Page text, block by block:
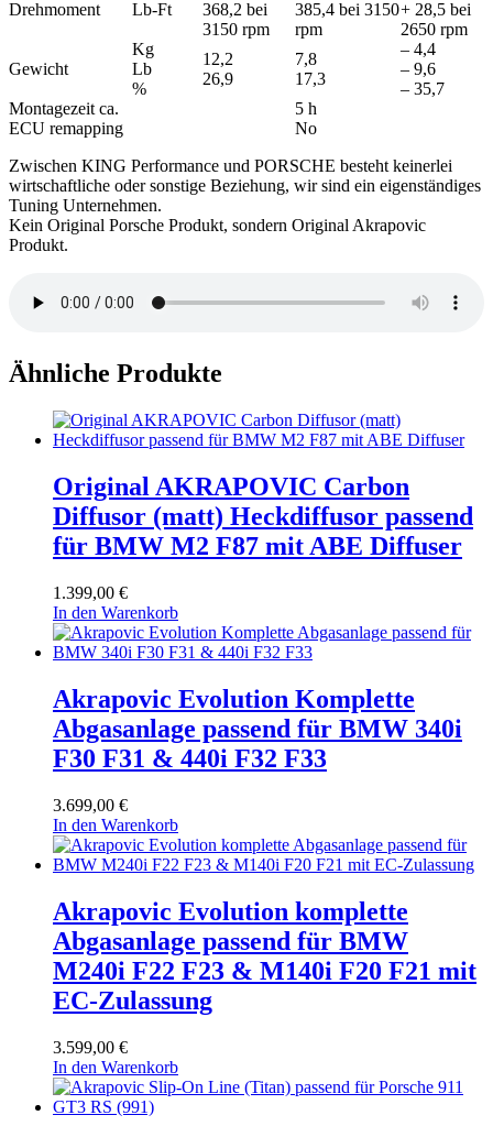
Drehmoment Lb-Ft
368,2 bei
3150 rpm
385,4 bei 3150
rpm
+ 28,5 bei
2650 rpm
Gewicht
Kg
Lb
%
12,2
26,9
7,8
17,3
– 4,4
– 9,6
– 35,7
Montagezeit ca.
5 h
ECU remapping
No
Zwischen KING Performance und PORSCHE besteht keinerlei
wirtschaftliche oder sonstige Beziehung, wir sind ein eigenständiges
Tuning Unternehmen.
Kein Original Porsche Produkt, sondern Original Akrapovic
Produkt.
Ähnliche Produkte
Original AKRAPOVIC Carbon
Diffusor (matt) Heckdiffusor passend
für BMW M2 F87 mit ABE Diffuser
1.399,00 €
In den Warenkorb
Akrapovic Evolution Komplette
Abgasanlage passend für BMW 340i
F30 F31 & 440i F32 F33
3.699,00 €
In den Warenkorb
Akrapovic Evolution komplette
Abgasanlage passend für BMW
M240i F22 F23 & M140i F20 F21 mit
EC-Zulassung
3.599,00 €
In den Warenkorb